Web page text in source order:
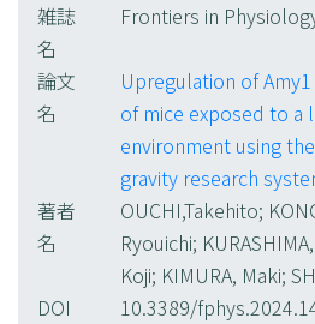
雑誌
名
Frontiers in
論文
名
Upregulation of
of mice exposed to a
environment using
gravity research
著者
名
OUCHI,Takehito;
Ryouichi;
Koji; KIMURA, Maki;
DOI
10.3389/